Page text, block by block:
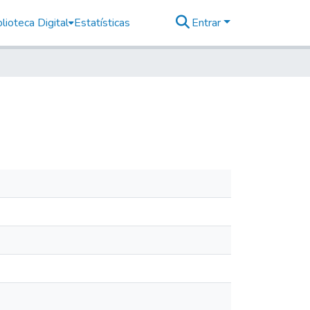
Digital Estatísticas Entrar